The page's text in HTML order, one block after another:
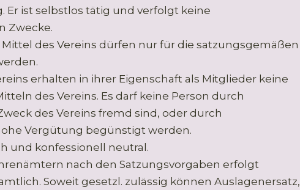
Er ist selbstlos tätig und verfolgt keine
Zwecke.
des Vereins dürfen nur für die satzungsgemäßen
erhalten in ihrer Eigenschaft als Mitglieder keine
des Vereins. Es darf keine Person durch
des Vereins fremd sind, oder durch
Vergütung begünstigt werden.
und konfessionell neutral.
nach den Satzungsvorgaben erfolgt
Soweit gesetzl. zulässig können Auslagenersatz,